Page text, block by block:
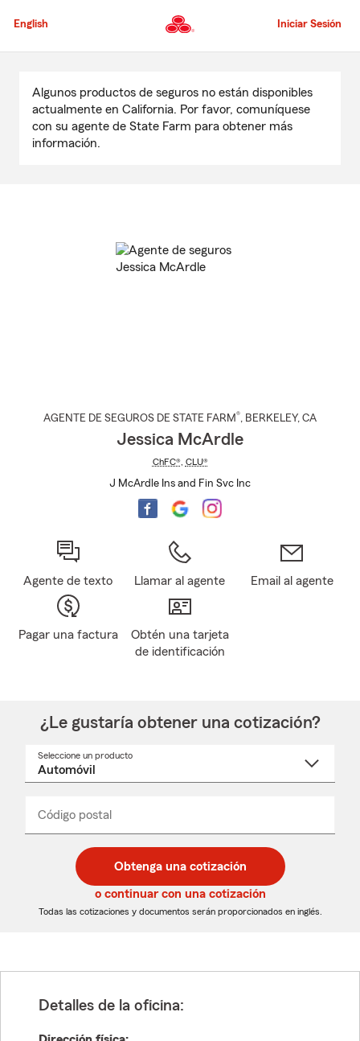
al
principal
English Iniciar Sesión
contenido
principal
Algunos productos de seguros no están disponibles
actualmente en California. Por favor, comuníquese
con su agente de State Farm para obtener más
información.
AGENTE DE SEGUROS DE STATE FARM®, BERKELEY, CA
Jessica McArdle
ChFC®, CLU®
J McArdle Ins and Fin Svc Inc
Agente de texto Llamar al agente Email al agente
Pagar una factura
Obtén una tarjeta
de identificación
¿Le gustaría obtener una cotización?
Seleccione un producto
desplegable
Código postal
de
5
dígitos
de
5
dígitos
_____
Obtenga una cotización
o continuar con una cotización
Todas las cotizaciones y documentos serán proporcionados en inglés.
Detalles de la oficina: